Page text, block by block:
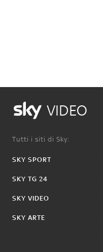
VIDEO
Tutti i siti di Sky:
SKY SPORT
SKY TG 24
SKY VIDEO
SKY ARTE